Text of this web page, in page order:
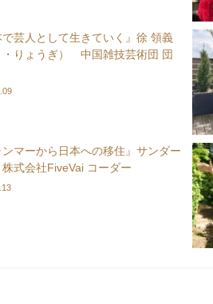
で芸人として生きていく』徐 領義
・りょうぎ） 中国雑技芸術団 団
ンマーから日本への移住』サンダー
式会社FiveVai コーダー